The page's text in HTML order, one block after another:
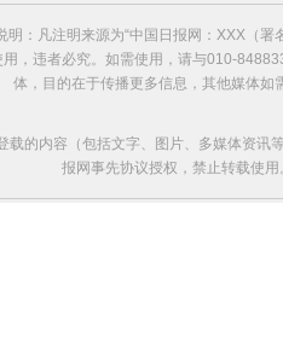
明：凡注明来源为“中国日报网：XXX（
，违者必究。如需使用，请与010-
体，目的在于传播更多信息，其他媒体
载的内容（包括文字、图片、多媒体资
报网事先协议授权，禁止转载使